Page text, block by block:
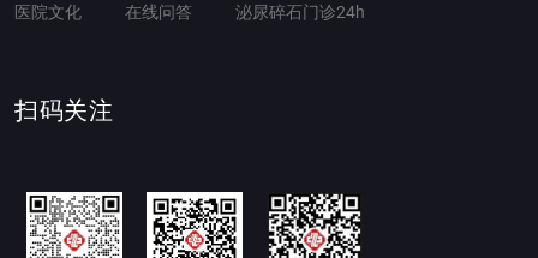
医院文化 在线问答 泌尿碎石门诊24h
扫码关注